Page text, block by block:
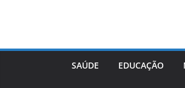
SAÚDE EDUCAÇÃO